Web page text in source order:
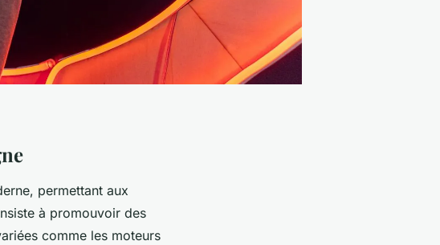
permettant aux
à promouvoir des
comme les moteurs